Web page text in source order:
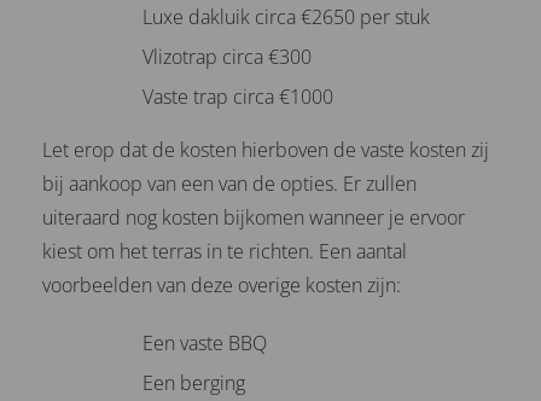
Luxe dakluik circa €2650 per stuk
Vlizotrap circa €300
Vaste trap circa €1000
Let erop dat de kosten hierboven de vaste kosten zij
bij aankoop van een van de opties. Er zullen
uiteraard nog kosten bijkomen wanneer je ervoor
kiest om het terras in te richten. Een aantal
voorbeelden van deze overige kosten zijn:
Een vaste BBQ
Een berging